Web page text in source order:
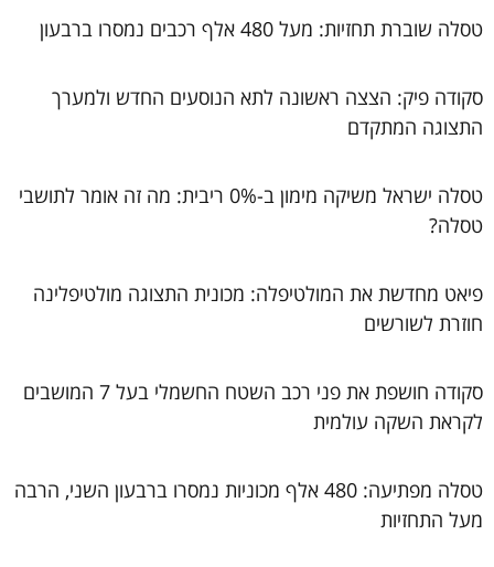
טסלה שוברת תחזיות: מעל 480 אלף רכבים נמסרו ברבעון
סקודה פיק: הצצה ראשונה לתא הנוסעים החדש ולמערך
התצוגה המתקדם
טסלה ישראל משיקה מימון ב-0% ריבית: מה זה אומר לתושבי
טסלה?
פיאט מחדשת את המולטיפלה: מכונית התצוגה מולטיפלינה
חוזרת לשורשים
סקודה חושפת את פני רכב השטח החשמלי בעל 7 המושבים
לקראת השקה עולמית
טסלה מפתיעה: 480 אלף מכוניות נמסרו ברבעון השני, הרבה
מעל התחזיות